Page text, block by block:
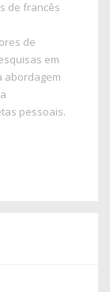
de francês
de
em
abordagem
pessoais.